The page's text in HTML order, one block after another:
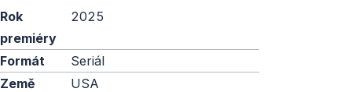
Rok
premiéry
2025
Formát
Seriál
Země
USA